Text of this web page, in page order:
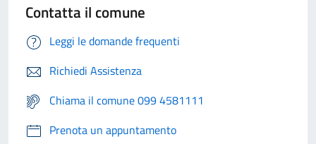
Contatta il comune
Leggi le domande frequenti
Richiedi Assistenza
Chiama il comune 099 4581111
Prenota un appuntamento